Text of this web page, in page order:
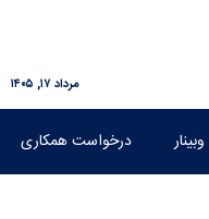
مرداد ۱۷, ۱۴۰۵
وبینار درخواست همکاری